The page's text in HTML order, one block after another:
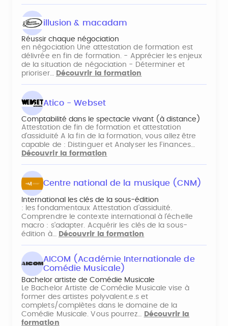
illusion & macadam
Réussir chaque négociation
en négociation Une attestation de formation est
délivrée en fin de formation. - Apprécier les enjeux
de la situation de négociation - Déterminer et
prioriser… Découvrir la formation
Atico - Webset
Comptabilité dans le spectacle vivant (à distance)
Attestation de fin de formation et attestation
d'assiduité A la fin de la formation, vous allez être
capable de : Distinguer et Analyser les Finances…
Découvrir la formation
Centre national de la musique (CNM)
International les clés de la sous-édition
: les fondamentaux Attestation d’assiduité.
Comprendre le contexte international à l'échelle
macro : s'adapter. Acquérir les clés de la sous-
édition à…
Découvrir la formation
AICOM (Académie Internationale de
Comédie Musicale)
Bachelor artiste de Comédie Musicale
Le Bachelor Artiste de Comédie Musicale vise à
former des artistes polyvalent.e.s et
complets/complètes dans le domaine de la
Comédie Musicale. Vous pourrez… Découvrir la
formation